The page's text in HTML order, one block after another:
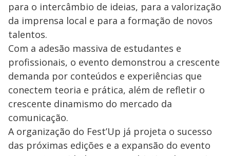
para o intercâmbio de ideias, para a valorização
da imprensa local e para a formação de novos
talentos.
Com a adesão massiva de estudantes e
profissionais, o evento demonstrou a crescente
demanda por conteúdos e experiências que
conectem teoria e prática, além de refletir o
crescente dinamismo do mercado da
comunicação.
A organização do Fest’Up já projeta o sucesso
das próximas edições e a expansão do evento